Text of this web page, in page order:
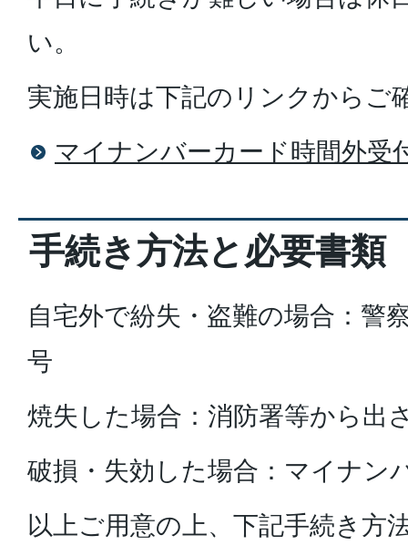
い。
実施日時は下記のリンクからご
マイナンバーカード時間外受
手続き方法と必要書類
自宅外で紛失・盗難の場合：警
号
焼失した場合：消防署等から出
破損・失効した場合：マイナン
以上ご用意の上、下記手続き方